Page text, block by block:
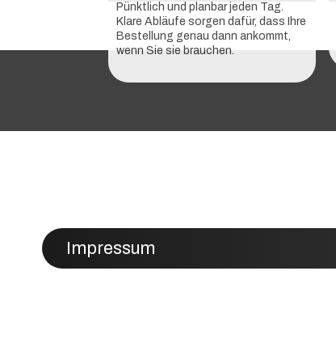
Pünktlich und planbar jeden Tag.
Klare Abläufe sorgen dafür, dass Ihre
Bestellung genau dann ankommt,
wenn Sie sie brauchen.
Impressum